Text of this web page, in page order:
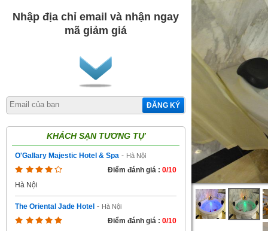
Nhập địa chỉ email và nhận ngay
mã giảm giá
ĐĂNG KÝ
KHÁCH SẠN TƯƠNG TỰ
O'Gallary Majestic Hotel & Spa - Hà Nội
Điểm đánh giá : 0/10
Hà Nội
The Oriental Jade Hotel - Hà Nội
Điểm đánh giá : 0/10